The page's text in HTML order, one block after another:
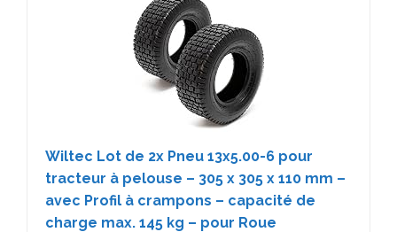
Wiltec Lot de 2x Pneu 13x5.00-6 pour
tracteur à pelouse – 305 x 305 x 110 mm –
avec Profil à crampons – capacité de
charge max. 145 kg – pour Roue